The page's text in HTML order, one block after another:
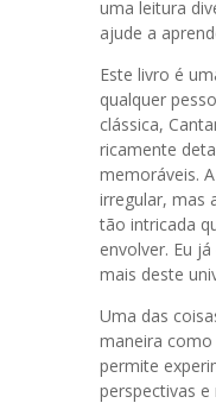
uma leitura
ajude a
Este livro é
qualquer
clássica,
ricamente
memoráveis.
irregular, mas
tão intricada
envolver. Eu
mais deste
Uma das
maneira
permite
perspectivas